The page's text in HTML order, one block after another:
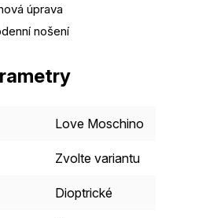
úprava
nošení
Love Moschino
Zvolte variantu
Dioptrické